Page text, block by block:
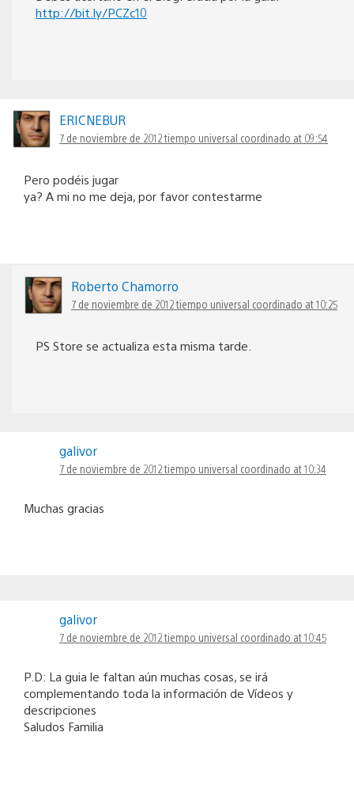
http://bit.ly/PCZc10
ERICNEBUR
7 de noviembre de 2012 tiempo universal coordinado at 09:54
Pero podéis jugar
ya? A mi no me deja, por favor contestarme
Roberto Chamorro
7 de noviembre de 2012 tiempo universal coordinado at 10:25
PS Store se actualiza esta misma tarde.
galivor
7 de noviembre de 2012 tiempo universal coordinado at 10:34
Muchas gracias
galivor
7 de noviembre de 2012 tiempo universal coordinado at 10:45
P.D: La guia le faltan aún muchas cosas, se irá
complementando toda la información de Vídeos y
descripciones
Saludos Familia